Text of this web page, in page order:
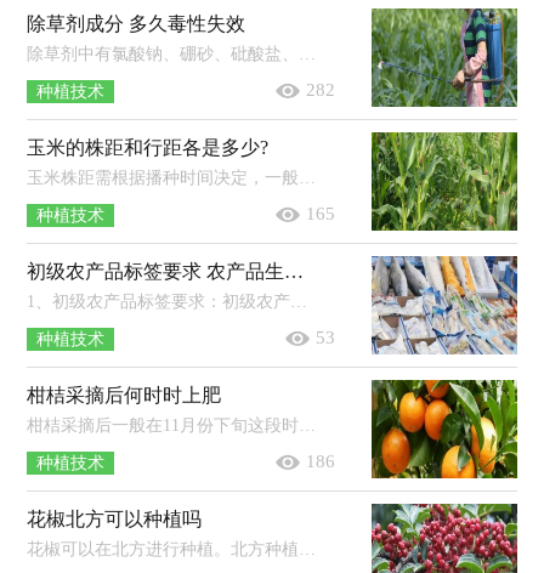
除草剂成分 多久毒性失效
除草剂中有氯酸钠、硼砂、砒酸盐、三氯醋酸等成分。这些成分对于所有植物都有枯死的作用，但是作用主要受除草剂类型、植物和环境条...
种植技术 282
玉米的株距和行距各是多少?
玉米株距需根据播种时间决定，一般春播玉米株距为33-40厘米左右，每亩密度为3300-4000株，夏播玉米株距为25-33厘米左右，每亩密度为4000-...
种植技术 165
初级农产品标签要求 农产品生产记录应保存几年
1、初级农产品标签要求：初级农产品标签上至少应标示商品名称、重量、产品质量等级、产地、生产日期（或包装日期）、保质期、储存条件...
种植技术 53
柑桔采摘后何时时上肥
种植技术 186
花椒北方可以种植吗